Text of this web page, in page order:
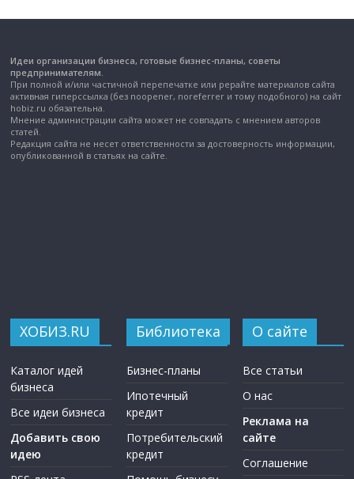
Идеи организации бизнеса, готовые бизнес-планы, советы
предпринимателям.
При полной и/или частичной перепечатке или рерайте материалов сайта
активная гиперссылка (без noopener, noreferrer и тому подобного) на сайт
hobiz.ru обязательна.
Мнение администрации сайта может не совпадать с мнением авторов
статей.
Редакция сайта не несет ответственности за достоверность информации,
опубликованной в статьях на сайте.
ХОБИЗ.RU
Каталог идей
бизнеса
Все идеи бизнеса
Добавить свою
идею
Библиотека
Бизнес-планы
Ипотечный
кредит
Потребительский
кредит
О сайте
Все статьи
О нас
Реклама на
сайте
Соглашение